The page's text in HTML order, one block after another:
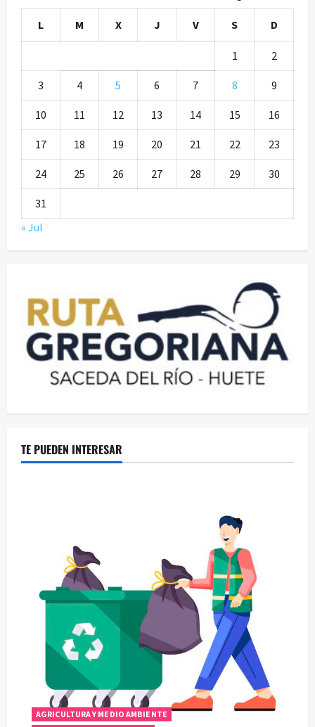
L M X J V S D
1 2
3 4 5 6 7 8 9
10 11 12 13 14 15 16
17 18 19 20 21 22 23
24 25 26 27 28 29 30
31
« Jul
TE PUEDEN INTERESAR
AGRICULTURA Y MEDIO AMBIENTE